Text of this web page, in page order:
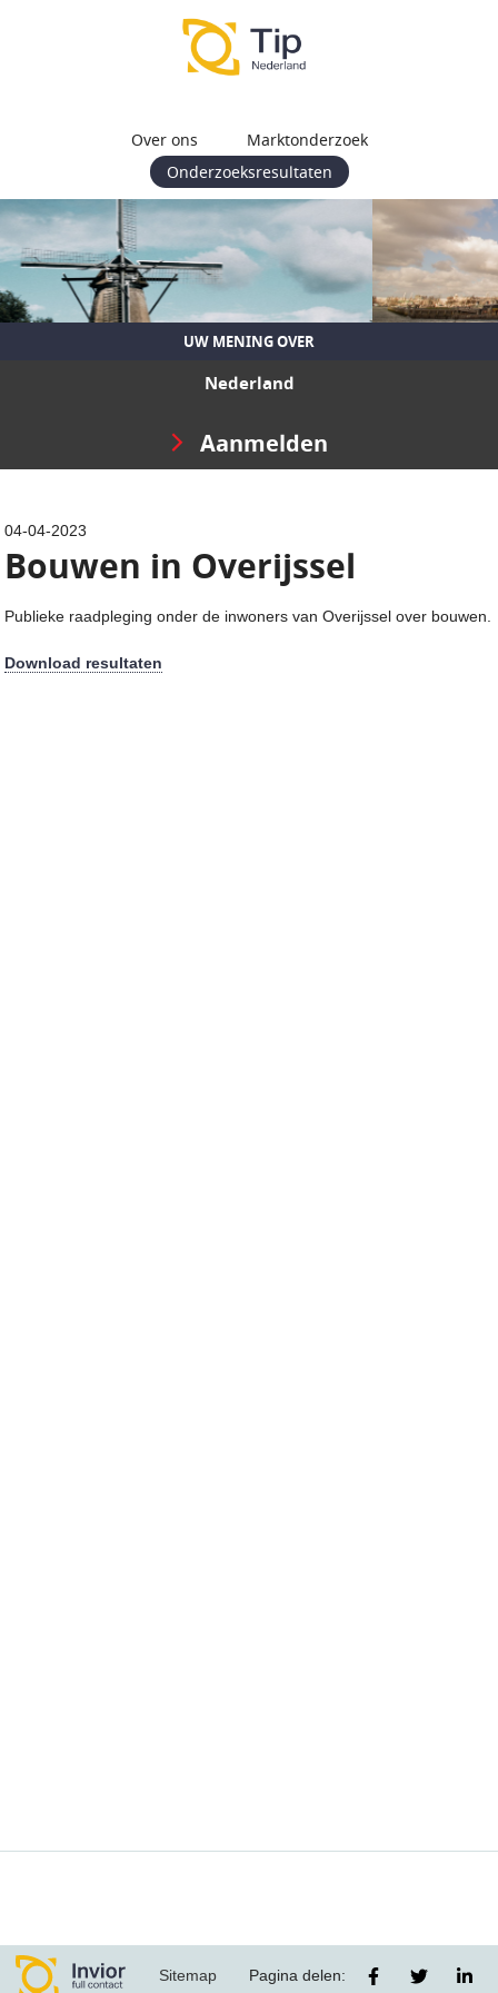
Over ons
Marktonderzoek
Onderzoeksresultaten
UW MENING OVER
Nederland
Aanmelden
04-04-2023
Bouwen in Overijssel
Publieke raadpleging onder de inwoners van Overijssel over bouwen.
Download resultaten
Sitemap Pagina delen: